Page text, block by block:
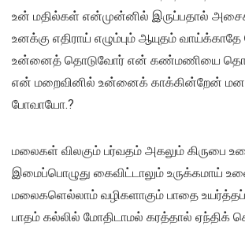
உன் மதில்கள் என்முன்னில் இருப்பதால்
உனக்கு எதிராய் எழும்பும் ஆயுதம்
உன்னைத் தொடுவோர் என் கண்மணியை
என் மறைவினில் உன்னைக் காக்கின்றேன் மனம்
போவாயோ.?
மலைகள் விலகும் பர்வதம் அகலும் கிருபை
இமைப்பொழுது கைவிட்டாலும் உருக்கமாய்
மலைகளெல்லாம் வழிகளாகும் பாதை
பாதம் கல்லில் மோதிடாமல் கரத்தால்